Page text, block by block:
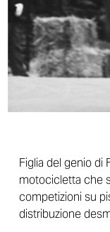
Figlia del genio di
motocicletta che
competizioni su
distribuzione